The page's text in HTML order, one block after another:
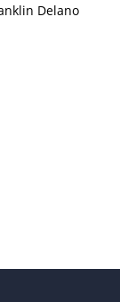
Delano